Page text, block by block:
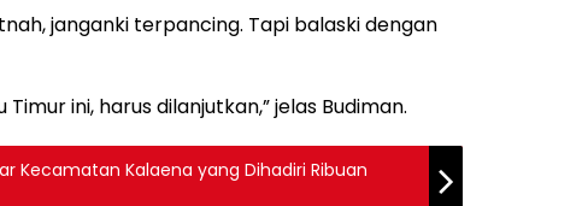
janganki terpancing. Tapi balaski dengan
ini, harus dilanjutkan,” jelas Budiman.
Kecamatan Kalaena yang Dihadiri Ribuan